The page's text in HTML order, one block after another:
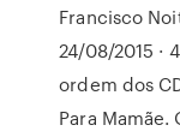
Francisco
24/08/2015 ·
ordem dos
Para Mamãe.